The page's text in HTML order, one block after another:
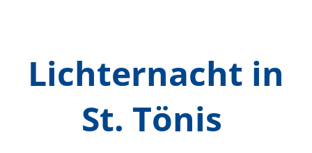
Lichternacht in
St. Tönis